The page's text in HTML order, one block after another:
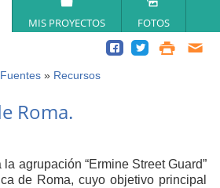
MIS PROYECTOS FOTOS
» Recursos
Roma.
agrupación “Ermine Street Guard”
de Roma, cuyo objetivo principal